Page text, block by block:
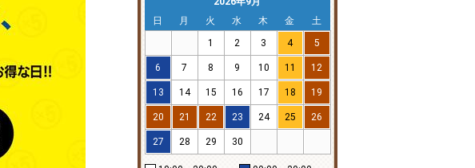
日
月 火 水 木 金
土
1
2 3 4 5
6 7 8 9 10 11 12
13 14 15 16 17 18 19
20 21 22 23 24 25 26
27 28 29 30